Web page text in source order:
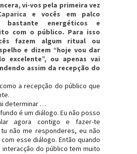
vi-vos pela primeira vez
e vocês em palco
bastante energéticos e
com o público. Para isso
fazem algum ritual ou
e dizem “hoje vou dar
excelente”, ou apenas vai
assim da recepção do
a recepção do público que
determinar …
é um diálogo. Eu não posso
agora contigo e fazer-te
não me responderes, eu não
esse diálogo. Então quando
interacção do público tem muito